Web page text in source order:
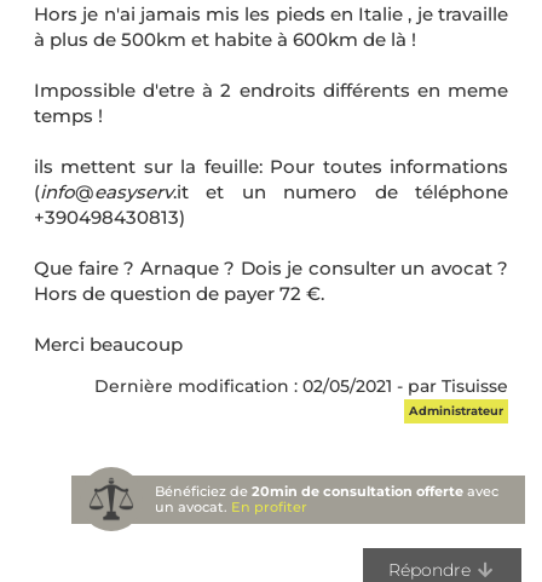
Hors je n'ai jamais mis les pieds en Italie , je travaille
à plus de 500km et habite à 600km de là !
Impossible d'etre à 2 endroits différents en meme
temps !
ils mettent sur la feuille: Pour toutes informations
(info@easyserv.it et un numero de téléphone
+390498430813)
Que faire ? Arnaque ? Dois je consulter un avocat ?
Hors de question de payer 72 €.
Merci beaucoup
Dernière modification : 02/05/2021 - par Tisuisse
Administrateur
Bénéficiez de20min de consultation offerte avec
un avocat. En profiter
Répondre